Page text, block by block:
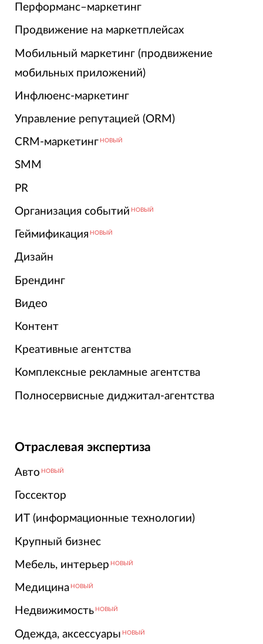
Перформанс–маркетинг
Продвижение на маркетплейсах
Мобильный маркетинг (продвижение
мобильных приложений)
Инфлюенс-маркетинг
Управление репутацией (ORM)
CRM-маркетинг НОВЫЙ
SMM
PR
Организация событий НОВЫЙ
Геймификация НОВЫЙ
Дизайн
Брендинг
Видео
Контент
Креативные агентства
Комплексные рекламные агентства
Полносервисные диджитал-агентства
Отраслевая экспертиза
Авто НОВЫЙ
Госсектор
ИТ (информационные технологии)
Крупный бизнес
Мебель, интерьер НОВЫЙ
Медицина НОВЫЙ
Недвижимость НОВЫЙ
Одежда, аксессуары НОВЫЙ